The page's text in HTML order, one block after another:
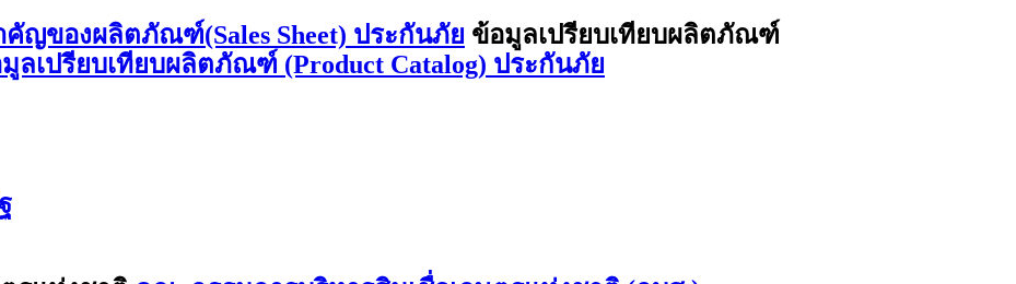
ญของผลิตภัณฑ์(Sales Sheet) ประกันภัย ข้อมูลเปรียบเทียบผลิตภัณฑ์
ลเปรียบเทียบผลิตภัณฑ์ (Product Catalog) ประกันภัย